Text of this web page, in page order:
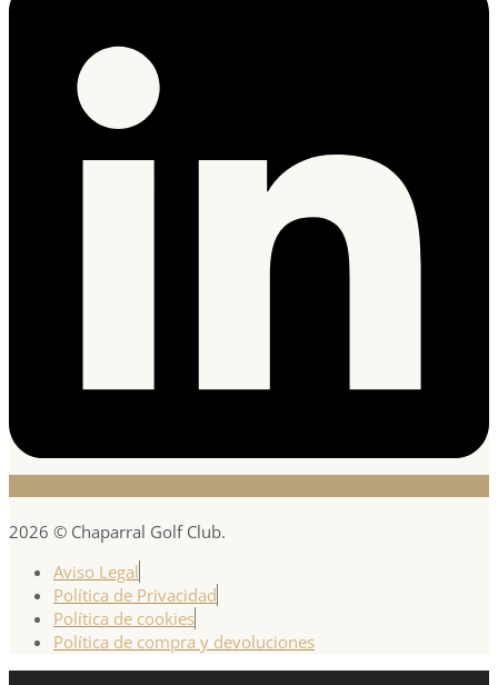
2026 © Chaparral Golf Club.
Aviso Legal
Política de Privacidad
Política de cookies
Política de compra y devoluciones